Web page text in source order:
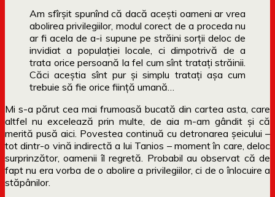
Am sfîrşit spunînd că dacă aceşti oameni ar vrea
abolirea privilegiilor, modul corect de a proceda nu
ar fi acela de a-i supune pe străini sorţii deloc de
invidiat a populaţiei locale, ci dimpotrivă de a
trata orice persoană la fel cum sînt trataţi străinii.
Căci aceştia sînt pur şi simplu trataţi aşa cum
trebuie să fie orice fiinţă umană…
Mi s-a părut cea mai frumoasă bucată din cartea asta, care
altfel nu excelează prin multe, de aia m-am gândit și că
merită pusă aici. Povestea continuă cu detronarea șeicului –
tot dintr-o vină indirectă a lui Tanios – moment în care, deloc
surprinzător, oamenii îl regretă. Probabil au observat că de
fapt nu era vorba de o abolire a privilegiilor, ci de o înlocuire a
stăpânilor.